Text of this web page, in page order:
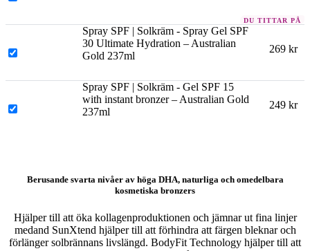
Spray SPF | Solkräm - Spray Gel SPF
30 Ultimate Hydration – Australian
Gold 237ml
269 kr
Spray SPF | Solkräm - Gel SPF 15
with instant bronzer – Australian Gold
237ml
249 kr
Berusande svarta nivåer av höga DHA, naturliga och omedelbara
kosmetiska bronzers
Hjälper till att öka kollagenproduktionen och jämnar ut fina linjer
medand SunXtend hjälper till att förhindra att färgen bleknar och
förlänger solbrännans livslängd. BodyFit Technology hjälper till att